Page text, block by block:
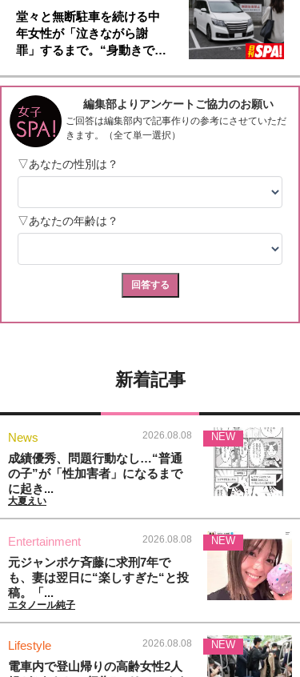
堂々と無断駐車を続ける中
年女性が「泣きながら謝
罪」するまで。“身動きで…
新着記事
News 2026.08.08
成績優秀、問題行動なし…“普通
の子”が「性加害者」になるまで
に起き...
大夏えい
NEW
Entertainment 2026.08.08
元ジャンポケ斉藤に求刑7年で
も、妻は翌日に“楽しすぎた“と投
稿。「...
エタノール純子
NEW
Lifestyle 2026.08.08
電車内で登山帰りの高齢女性2人
NEW